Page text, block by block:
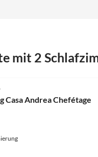
mit 2
Casa Andrea Chefétage